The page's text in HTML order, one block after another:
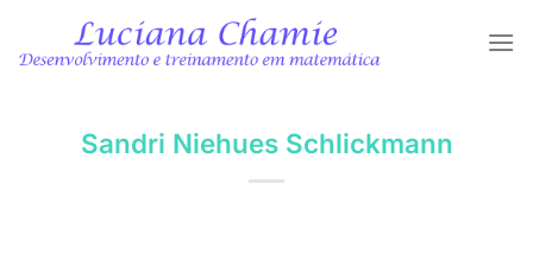
content
Sandri Niehues Schlickmann